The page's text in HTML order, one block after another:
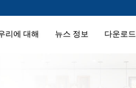
리에 대해 뉴스 정보 다운로드